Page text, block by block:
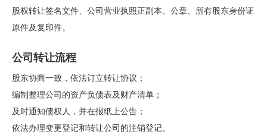
股权转让签名文件、公司营业执照正副本、公章、所有股东身份证
原件及复印件。
公司转让流程
股东协商一致，依法订立转让协议；
编制整理公司的资产负债表及财产清单；
及时通知债权人，并在报纸上公告；
依法办理变更登记和转让公司的注销登记。